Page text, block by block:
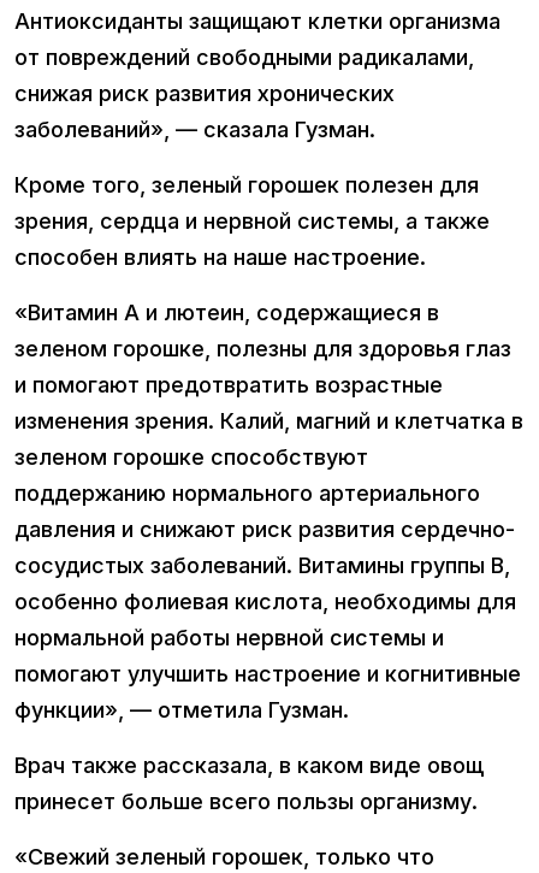
Антиоксиданты защищают клетки организма
от повреждений свободными радикалами,
снижая риск развития хронических
заболеваний», — сказала Гузман.
Кроме того, зеленый горошек полезен для
зрения, сердца и нервной системы, а также
способен влиять на наше настроение.
«Витамин А и лютеин, содержащиеся в
зеленом горошке, полезны для здоровья глаз
и помогают предотвратить возрастные
изменения зрения. Калий, магний и клетчатка в
зеленом горошке способствуют
поддержанию нормального артериального
давления и снижают риск развития сердечно-
сосудистых заболеваний. Витамины группы B,
особенно фолиевая кислота, необходимы для
нормальной работы нервной системы и
помогают улучшить настроение и когнитивные
функции», — отметила Гузман.
Врач также рассказала, в каком виде овощ
принесет больше всего пользы организму.
«Свежий зеленый горошек, только что